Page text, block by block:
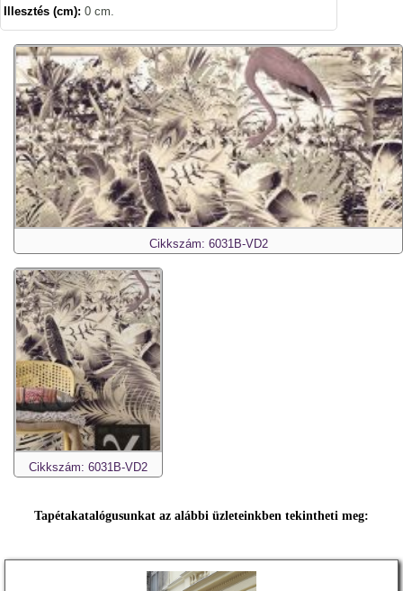
Illesztés (cm): 0 cm.
Cikkszám: 6031B-VD2
Cikkszám: 6031B-VD2
Tapétakatalógusunkat az alábbi üzleteinkben tekintheti meg: